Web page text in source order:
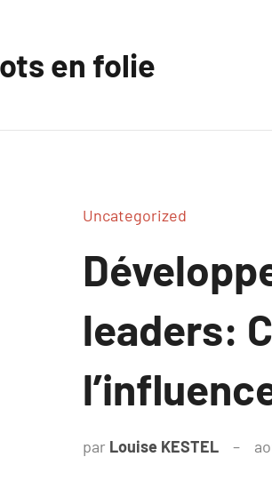
en folie
Uncategorized
leaders:
par Louise KESTEL